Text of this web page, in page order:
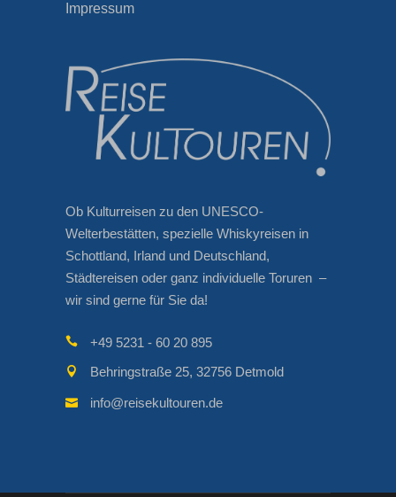
Impressum
Ob Kulturreisen zu den UNESCO-
Welterbestätten, spezielle Whiskyreisen in
Schottland, Irland und Deutschland,
Städtereisen oder ganz individuelle Toruren –
wir sind gerne für Sie da!
+49 5231 - 60 20 895
Behringstraße 25, 32756 Detmold
info@reisekultouren.de